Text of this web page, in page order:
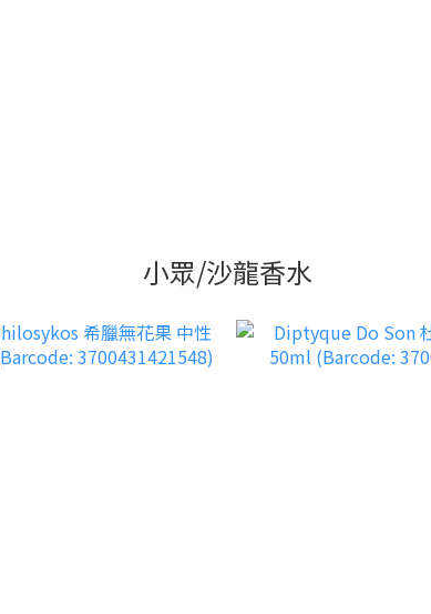
小眾/沙龍香水